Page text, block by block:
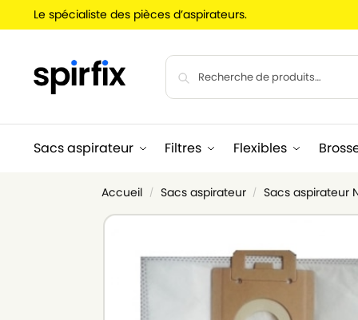
Le spécialiste des pièces d’aspirateurs.
Sacs aspirateur Filtres Flexibles
Accueil / Sacs aspirateur / Sacs aspirateur